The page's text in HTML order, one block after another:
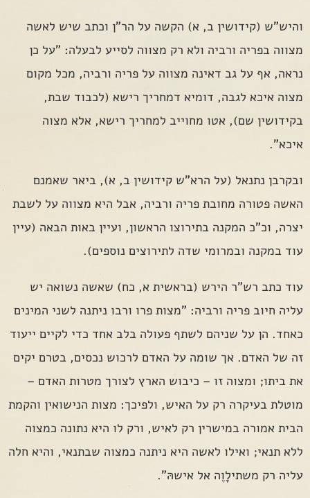
והיש"ש (קידושין ב, א) הקשה על הר"ן וכתב שיש לאשה
מצווה בפריה ורביה ולא רק מצווה לסייע לבעלה: "על כן
נראה, אף על גב דאינה מצווה על פריה ורביה, מכל מקום
מצוה איכא לגבה, דומיא דמחריך רישא (לכבוד שבת,
בקידושין שם), אטו מחוייב למחריך רישא, אלא מצוה
איכא".
ובקרבן נתנאל (על הרא"ש קידושין ב, א), ביאר שאמנם
האשה פטורה מחובת פריה ורביה, אבל היא מצווה על לשבת
יצרה, וכ"כ המקנה בתירוצו הראשון, ועיין באות הבאה (עיין
עוד במקנה ובמרומי שדה לתירוצים נוספים).
עוד כתב רש"ר הירש (בראשית א, כח) שאשה נשואה יש
עליה חיוב פריה ורביה: "מצות פרו ורבו ניתנה לשני המינים
כאחד. הן על שניהם לשתף פעולה בלב אחד כדי לקיים ייעוד
זה של האדם. אך שומה על האדם לרכוש נכסים, בטרם יקים
את ביתו; ומצוה זו – כיבוש הארץ לצורך מטרות האדם –
מוטלת בעיקרה רק על האיש, ולפיכך: מצות הנישואין והקמת
הבית אמורה במישרין רק לאיש, ורק לו היא נתונה כמצוה
ללא תנאי; ואילו לאשה היא ניתנה כמצוה שבתנאי, והיא חלה
עליה רק משתילָוֶה אל אישהּ".